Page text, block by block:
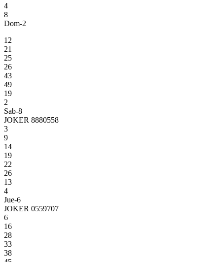
4
8
Dom-2
12
21
25
26
43
49
19
2
Sab-8
JOKER 8880558
3
9
14
19
22
26
13
4
Jue-6
JOKER 0559707
6
16
28
33
38